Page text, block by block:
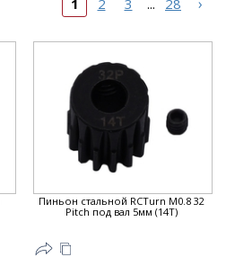
1 2 3 ... 28
Пиньон стальной RCTurn M0.8 32
Pitch под вал 5мм (14T)